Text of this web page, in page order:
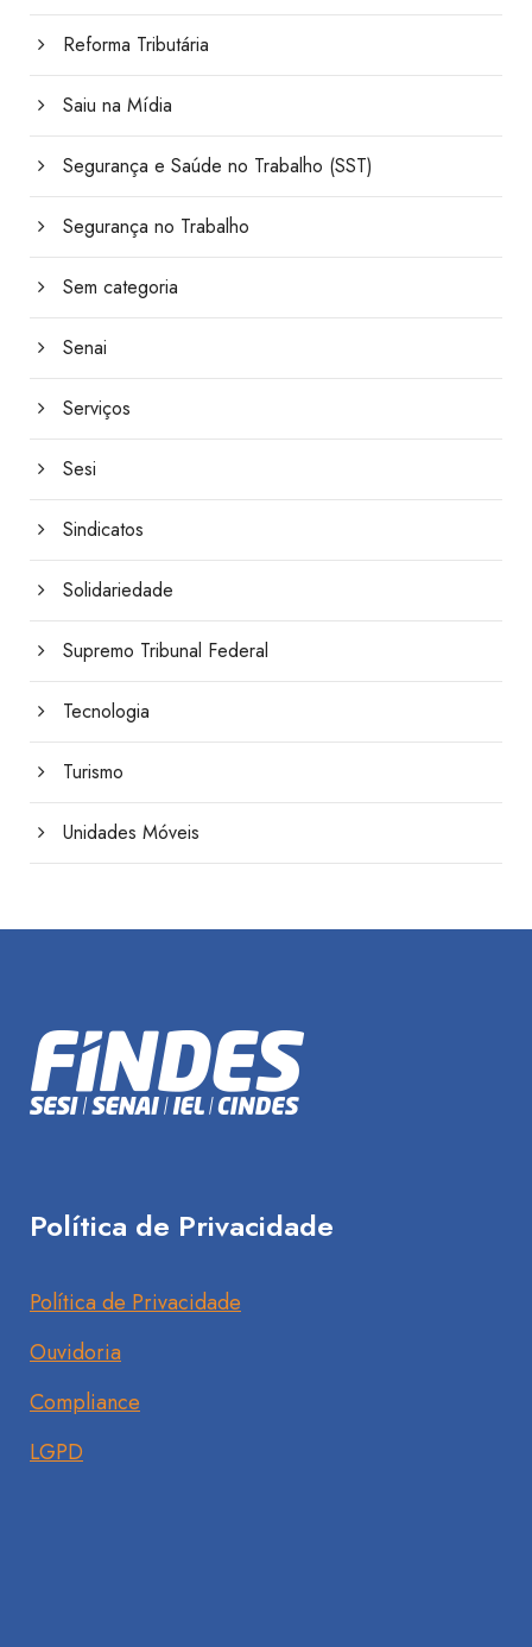
Reforma Tributária
Saiu na Mídia
Segurança e Saúde no Trabalho (SST)
Segurança no Trabalho
Sem categoria
Senai
Serviços
Sesi
Sindicatos
Solidariedade
Supremo Tribunal Federal
Tecnologia
Turismo
Unidades Móveis
Política de Privacidade
Política de Privacidade
Ouvidoria
Compliance
LGPD